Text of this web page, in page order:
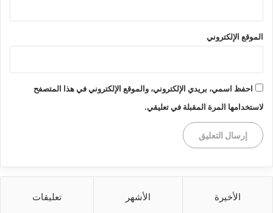
الموقع الإلكتروني
احفظ اسمي، بريدي الإلكتروني، والموقع الإلكتروني في هذا المتصفح
لاستخدامها المرة المقبلة في تعليقي.
الأخيرة الأشهر تعليقات